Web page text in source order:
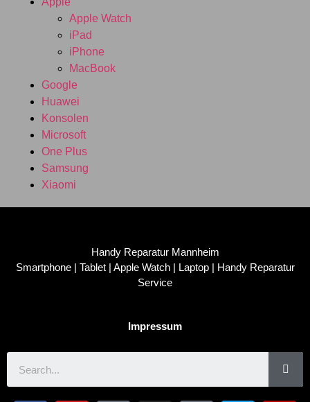
Apple Watch
iPad
iPhone
MacBook
Google
Huawei
Konsolen
Microsoft
One Plus
Samsung
Xiaomi
Handy Reparatur Mannheim
Smartphone | Tablet | Apple Watch | Laptop | Handy Reparatur
Service
Impressum